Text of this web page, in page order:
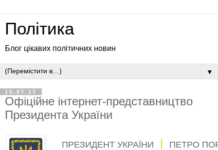
Політика
Блог цікавих політичних новин
▼
15.07.17
Офіційне інтернет-представництво
Президента України
ПРЕЗИДЕНТ УКРАЇНИ ПЕТРО